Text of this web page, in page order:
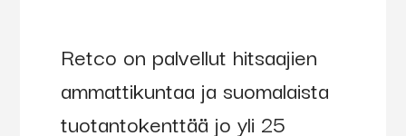
Retco on palvellut hitsaajien
ammattikuntaa ja suomalaista
tuotantokenttää jo yli 25